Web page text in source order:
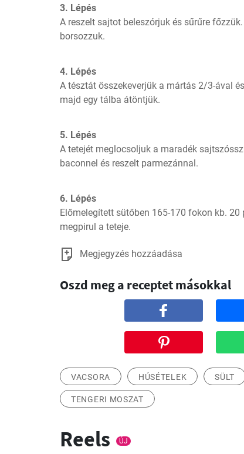
3. Lépés
A reszelt sajtot beleszórjuk és sűrűre
borsozzuk.
4. Lépés
A tésztát összekeverjük a mártás 2/3-ával
majd egy tálba átöntjük.
5. Lépés
A tetejét meglocsoljuk a maradék
baconnel és reszelt parmezánnal.
6. Lépés
Előmelegített sütőben 165-170 fokon kb. 20
megpirul a teteje.
Megjegyzés hozzáadása
Oszd meg a receptet másokkal
VACSORA HÚSÉTELEK SÜLT
TENGERI MOSZAT
Reels ÚJ